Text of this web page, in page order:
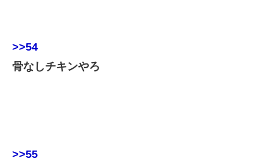
>>54
骨なしチキンやろ
>>55